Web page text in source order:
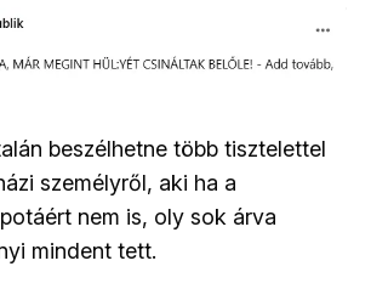
beszélhetne több tisztelettel
személyről, aki ha a
nem is, oly sok árva
mindent tett.